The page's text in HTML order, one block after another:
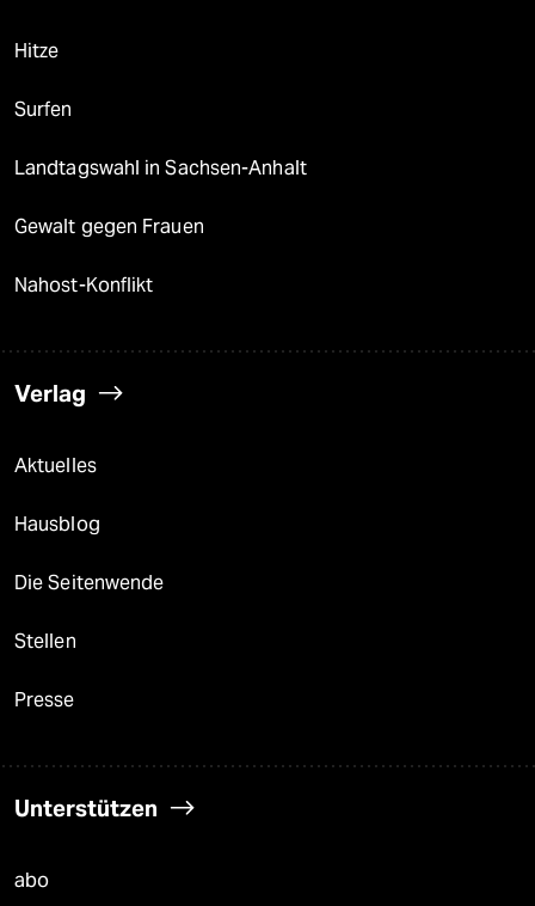
Hitze
Surfen
Landtagswahl in Sachsen-Anhalt
Gewalt gegen Frauen
Nahost-Konflikt
Verlag
Aktuelles
Hausblog
Die Seitenwende
Stellen
Presse
Unterstützen
abo